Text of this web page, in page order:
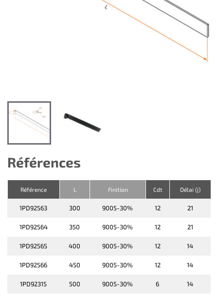
Références
Référence L Finition Cdt Délai (j)
1PD92563 300 9005-30% 12 21
1PD92564 350 9005-30% 12 21
1PD92565 400 9005-30% 12 14
1PD92566 450 9005-30% 12 14
1PD92315 500 9005-30% 6 14